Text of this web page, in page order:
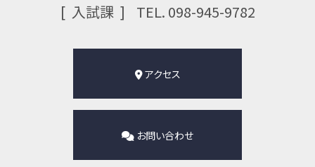
⼊試課
TEL. 098-945-9782
アクセス
お問い合わせ